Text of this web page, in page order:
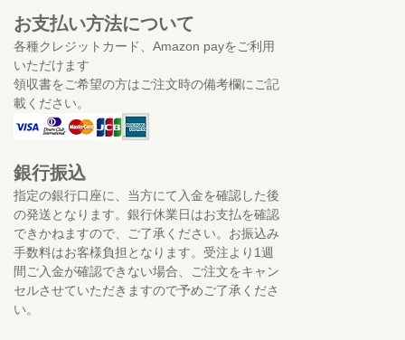
お支払い方法について
各種クレジットカード、Amazon payをご利用
いただけます
領収書をご希望の方はご注文時の備考欄にご記
載ください。
銀行振込
指定の銀行口座に、当方にて入金を確認した後
の発送となります。銀行休業日はお支払を確認
できかねますので、ご了承ください。お振込み
手数料はお客様負担となります。受注より1週
間ご入金が確認できない場合、ご注文をキャン
セルさせていただきますので予めご了承くださ
い。